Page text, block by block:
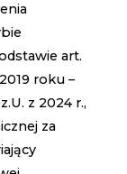
art.
roku –
z 2024 r.,
za